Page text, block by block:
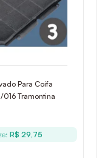
Para Coifa
Tramontina
R$ 29,75